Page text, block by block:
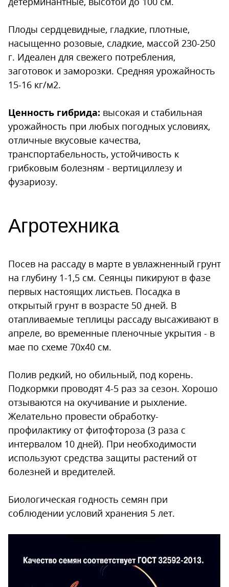
Плоды сердцевидные, гладкие, плотные,
насыщенно розовые, сладкие, массой 230-250
г. Идеален для свежего потребления,
заготовок и заморозки. Средняя урожайность
15-16 кг/м2.
Ценность гибрида: высокая и стабильная
урожайность при любых погодных условиях,
отличные вкусовые качества,
транспортабельность, устойчивость к
грибковым болезням - вертициллезу и
фузариозу.
Агротехника
Посев на рассаду в марте в увлажненный грунт
на глубину 1-1,5 см. Сеянцы пикируют в фазе
первых настоящих листьев. Посадка в
открытый грунт в возрасте 50 дней. В
отапливаемые теплицы рассаду высаживают в
апреле, во временные пленочные укрытия - в
мае по схеме 70х40 см.
Полив редкий, но обильный, под корень.
Подкормки проводят 4-5 раз за сезон. Хорошо
отзываются на окучивание и рыхление.
Желательно провести обработку-
профилактику от фитофтороза (3 раза с
интервалом 10 дней). При необходимости
используют средства защиты растений от
болезней и вредителей.
Биологическая годность семян при
соблюдении условий хранения 5 лет.